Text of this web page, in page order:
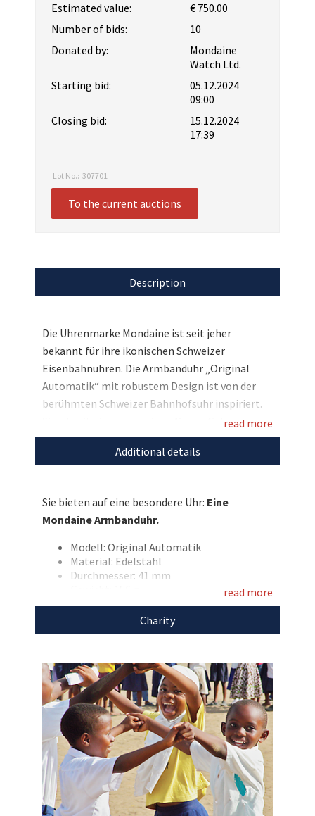
Estimated value:
€ 750.00
Number of bids:
10
Donated by:
Mondaine
Watch Ltd.
Starting bid:
05.12.2024
09:00
Closing bid:
15.12.2024
17:39
Lot No.: 307701
To the current auctions
Description
Die Uhrenmarke Mondaine ist seit jeher
bekannt für ihre ikonischen Schweizer
Eisenbahnuhren. Die Armbanduhr „Original
Automatik“ mit robustem Design ist von der
berühmten Schweizer Bahnhofsuhr inspiriert.
Sie ist mit einem massiven 41 mm Gehäuse aus
Edelstahl und einem klassischen, weißen
Zifferblatt gefertigt. Das faszinierende
wunderschönes Geschenk – Denken Sie schon
jetzt an Weihnachten und bieten Sie mit
zugunsten von Right To Play!
Entdecken Sie bei uns auch
Weihnachtsgeschenkefür den guten Zweck!
read more
Additional details
Sie bieten auf eine besondere Uhr: Eine
Mondaine Armbanduhr.
Modell: Original Automatik
Material: Edelstahl
Durchmesser: 41 mm
Wasserdicht bis zu 30 Meter
Transparenter Gehäuseboden
Saphirglas
Mit dem Erlös dieser Auktion unterstützen wir
Right To Play.
read more
Charity